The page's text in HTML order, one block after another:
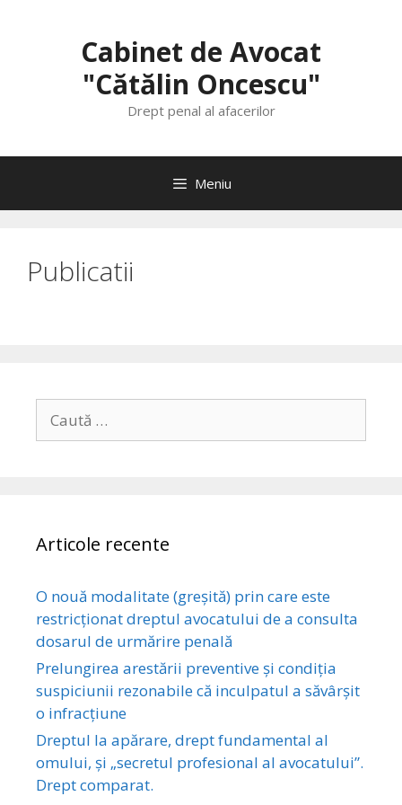
Cabinet de Avocat
"Cătălin Oncescu"
Drept penal al afacerilor
Meniu
Publicatii
după:
Articole recente
O nouă modalitate (greșită) prin care este
restricționat dreptul avocatului de a consulta
dosarul de urmărire penală
Prelungirea arestării preventive și condiția
suspiciunii rezonabile că inculpatul a săvârşit
o infracţiune
Dreptul la apărare, drept fundamental al
omului, și „secretul profesional al avocatului”.
Drept comparat.